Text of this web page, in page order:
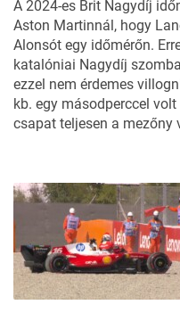
A 2024-es Brit Nagydíj
Aston Martinnál, hogy
Alonsót egy időmérőn.
katalóniai Nagydíj
ezzel nem érdemes
kb. egy másodperccel
csapat teljesen a mezőny